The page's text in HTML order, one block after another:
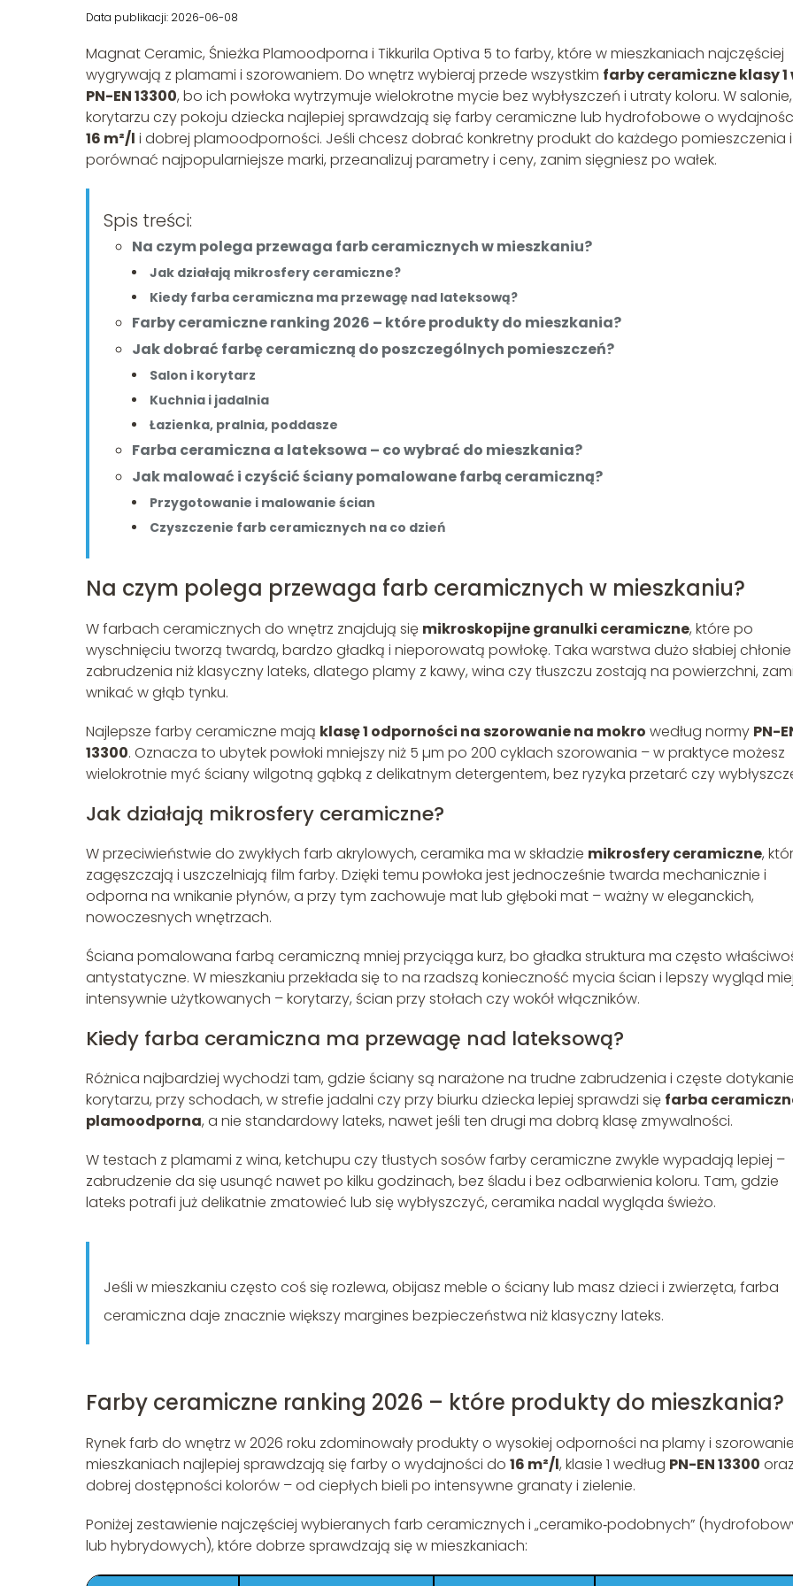
Data publikacji: 2026-06-08
Magnat Ceramic, Śnieżka Plamoodporna i Tikkurila Optiva 5 to farby, które w mieszkaniach najczęściej
wygrywają z plamami i szorowaniem. Do wnętrz wybieraj przede wszystkim farby ceramiczne klasy 1
PN-EN 13300, bo ich powłoka wytrzymuje wielokrotne mycie bez wybłyszczeń i utraty koloru. W salonie,
korytarzu czy pokoju dziecka najlepiej sprawdzają się farby ceramiczne lub hydrofobowe o
16 m²/l i dobrej plamoodporności. Jeśli chcesz dobrać konkretny produkt do każdego pomieszczenia i
porównać najpopularniejsze marki, przeanalizuj parametry i ceny, zanim sięgniesz po wałek.
Spis treści:
Na czym polega przewaga farb ceramicznych w mieszkaniu?
Jak działają mikrosfery ceramiczne?
Kiedy farba ceramiczna ma przewagę nad lateksową?
Farby ceramiczne ranking 2026 – które produkty do mieszkania?
Jak dobrać farbę ceramiczną do poszczególnych pomieszczeń?
Salon i korytarz
Kuchnia i jadalnia
Łazienka, pralnia, poddasze
Farba ceramiczna a lateksowa – co wybrać do mieszkania?
Jak malować i czyścić ściany pomalowane farbą ceramiczną?
Przygotowanie i malowanie ścian
Czyszczenie farb ceramicznych na co dzień
Na czym polega przewaga farb ceramicznych w mieszkaniu?
W farbach ceramicznych do wnętrz znajdują się mikroskopijne granulki ceramiczne, które po
wyschnięciu tworzą twardą, bardzo gładką i nieporowatą powłokę. Taka warstwa dużo słabiej chłonie
zabrudzenia niż klasyczny lateks, dlatego plamy z kawy, wina czy tłuszczu zostają na powierzchni,
wnikać w głąb tynku.
Najlepsze farby ceramiczne mają klasę 1 odporności na szorowanie na mokro według normy PN-
13300. Oznacza to ubytek powłoki mniejszy niż 5 µm po 200 cyklach szorowania – w praktyce możesz
wielokrotnie myć ściany wilgotną gąbką z delikatnym detergentem, bez ryzyka przetarć czy
Jak działają mikrosfery ceramiczne?
W przeciwieństwie do zwykłych farb akrylowych, ceramika ma w składzie mikrosfery ceramiczne,
zagęszczają i uszczelniają film farby. Dzięki temu powłoka jest jednocześnie twarda mechanicznie i
odporna na wnikanie płynów, a przy tym zachowuje mat lub głęboki mat – ważny w eleganckich,
nowoczesnych wnętrzach.
Ściana pomalowana farbą ceramiczną mniej przyciąga kurz, bo gładka struktura ma często
antystatyczne. W mieszkaniu przekłada się to na rzadszą konieczność mycia ścian i lepszy wygląd
intensywnie użytkowanych – korytarzy, ścian przy stołach czy wokół włączników.
Kiedy farba ceramiczna ma przewagę nad lateksową?
Różnica najbardziej wychodzi tam, gdzie ściany są narażone na trudne zabrudzenia i częste
korytarzu, przy schodach, w strefie jadalni czy przy biurku dziecka lepiej sprawdzi się farba
plamoodporna, a nie standardowy lateks, nawet jeśli ten drugi ma dobrą klasę zmywalności.
W testach z plamami z wina, ketchupu czy tłustych sosów farby ceramiczne zwykle wypadają lepiej –
zabrudzenie da się usunąć nawet po kilku godzinach, bez śladu i bez odbarwienia koloru. Tam, gdzie
lateks potrafi już delikatnie zmatowieć lub się wybłyszczyć, ceramika nadal wygląda świeżo.
Jeśli w mieszkaniu często coś się rozlewa, obijasz meble o ściany lub masz dzieci i zwierzęta, farba
ceramiczna daje znacznie większy margines bezpieczeństwa niż klasyczny lateks.
Farby ceramiczne ranking 2026 – które produkty do mieszkania?
Rynek farb do wnętrz w 2026 roku zdominowały produkty o wysokiej odporności na plamy i
mieszkaniach najlepiej sprawdzają się farby o wydajności do 16 m²/l, klasie 1 według PN-EN 13300 oraz
dobrej dostępności kolorów – od ciepłych bieli po intensywne granaty i zielenie.
Poniżej zestawienie najczęściej wybieranych farb ceramicznych i „ceramiko‑podobnych”
lub hybrydowych), które dobrze sprawdzają się w mieszkaniach: